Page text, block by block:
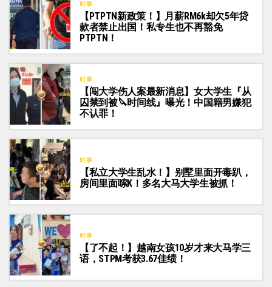
时事
【PTPTN新政策！】月薪RM6k却欠5年贷
款者禁止出国！私专生也不再豁免
PTPTN！
时事
【闯大学伤人案最新消息】女大学生『从
囚禁到被🔪时间线』曝光！中国籍男嫌犯
不认罪！
时事
【私立大学生乱水！】别墅里面开毒趴，
房间里面嗦K！多名大马大学生被抓！
时事
【了不起！】越南女孩10岁才来大马学三
语，STPM考获3.67佳绩！